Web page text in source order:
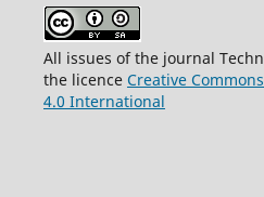
All issues of the journal
the licence Creative
4.0 International